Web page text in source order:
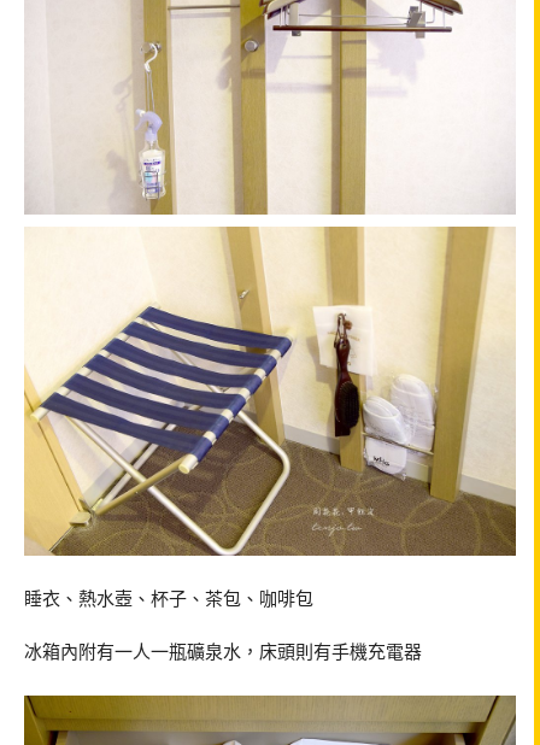
睡衣、熱水壺、杯子、茶包、咖啡包
冰箱內附有一人一瓶礦泉水，床頭則有手機充電器